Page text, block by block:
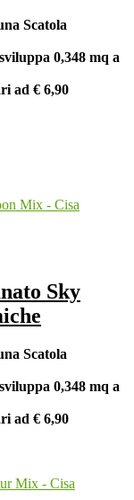
Scatola
sviluppa 0,348 mq a
ad € 6,90
Sky
Scatola
sviluppa 0,348 mq a
ad € 6,90